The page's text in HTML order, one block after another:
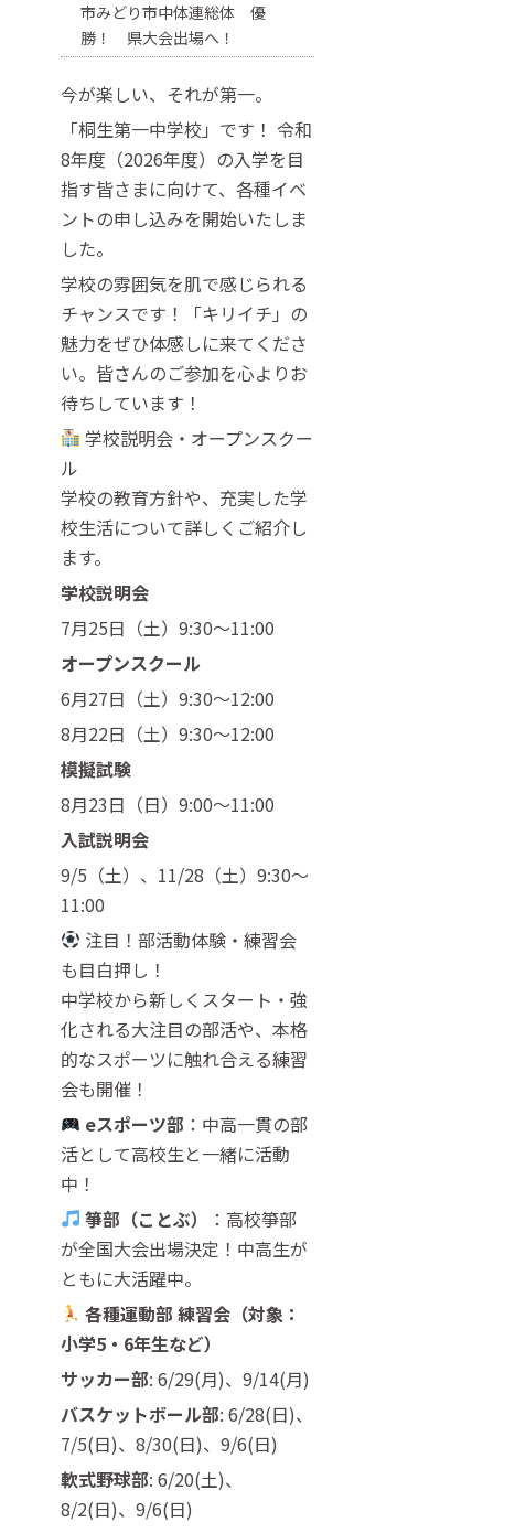
市みどり市中体連総体 優
勝！ 県大会出場へ！
今が楽しい、それが第一。
「桐生第一中学校」です！ 令和
8年度（2026年度）の入学を目
指す皆さまに向けて、各種イベ
ントの申し込みを開始いたしま
した。
学校の雰囲気を肌で感じられる
チャンスです！「キリイチ」の
魅力をぜひ体感しに来てくださ
い。皆さんのご参加を心よりお
待ちしています！
学校説明会・オープンスクー
ル
学校の教育方針や、充実した学
校生活について詳しくご紹介し
ます。
学校説明会
7月25日（土）9:30〜11:00
オープンスクール
6月27日（土）9:30〜12:00
8月22日（土）9:30〜12:00
模擬試験
8月23日（日）9:00〜11:00
入試説明会
9/5（土）、11/28（土）9:30〜
11:00
注目！部活動体験・練習会
も目白押し！
中学校から新しくスタート・強
化される大注目の部活や、本格
的なスポーツに触れ合える練習
会も開催！
eスポーツ部 ：中高一貫の部
活として高校生と一緒に活動
中！
箏部（ことぶ）
：高校箏部
が全国大会出場決定！中高生が
ともに大活躍中。
各種運動部 練習会（対象：
小学5・6年生など）
サッカー部: 6/29(月)、9/14(月)
バスケットボール部: 6/28(日)、
7/5(日)、8/30(日)、9/6(日)
軟式野球部: 6/20(土)、
8/2(日)、9/6(日)